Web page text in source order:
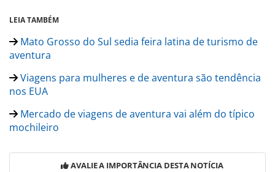
LEIA TAMBÉM
Mato Grosso do Sul sedia feira latina de turismo de
aventura
Viagens para mulheres e de aventura são tendência
nos EUA
Mercado de viagens de aventura vai além do típico
mochileiro
AVALIE A IMPORTÂNCIA DESTA NOTÍCIA